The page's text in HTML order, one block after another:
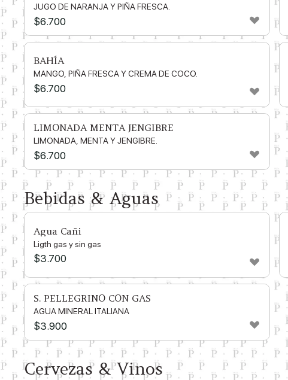
JUGO DE NARANJA Y PIÑA FRESCA.
$6.700
BAHÍA
MANGO, PIÑA FRESCA Y CREMA DE COCO.
$6.700
LIMONADA MENTA JENGIBRE
LIMONADA, MENTA Y JENGIBRE.
$6.700
Bebidas & Aguas
Agua Cañi
Ligth gas y sin gas
$3.700
S. PELLEGRINO CON GAS
AGUA MINERAL ITALIANA
$3.900
Cervezas & Vinos